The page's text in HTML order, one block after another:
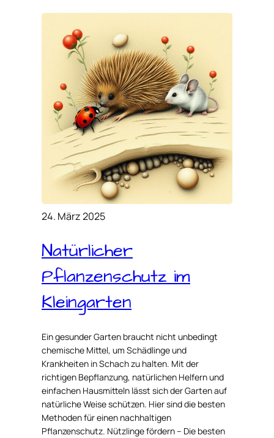
24. März 2025
Natürlicher
Pflanzenschutz im
Kleingarten
Ein gesunder Garten braucht nicht unbedingt
chemische Mittel, um Schädlinge und
Krankheiten in Schach zu halten. Mit der
richtigen Bepflanzung, natürlichen Helfern und
einfachen Hausmitteln lässt sich der Garten auf
natürliche Weise schützen. Hier sind die besten
Methoden für einen nachhaltigen
Pflanzenschutz. Nützlinge fördern – Die besten